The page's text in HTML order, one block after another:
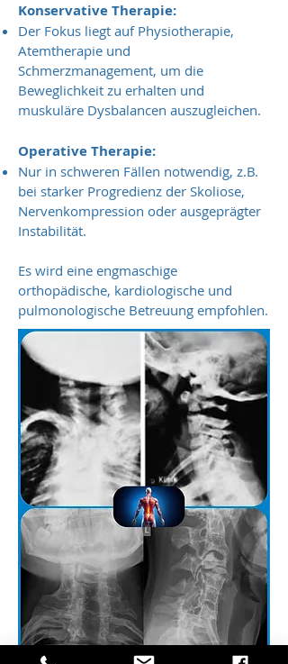
Konservative Therapie:
Der Fokus liegt auf Physiotherapie,
Atemtherapie und
Schmerzmanagement, um die
Beweglichkeit zu erhalten und
muskuläre Dysbalancen auszugleichen.
Operative Therapie:
Nur in schweren Fällen notwendig, z.B.
bei starker Progredienz der Skoliose,
Nervenkompression oder ausgeprägter
Instabilität.
Es wird eine engmaschige
orthopädische, kardiologische und
pulmonologische Betreuung empfohlen.